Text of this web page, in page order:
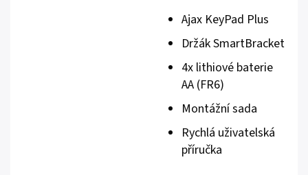
Ajax KeyPad Plus
Držák SmartBracket
4x lithiové baterie
AA (FR6)
Montážní sada
Rychlá uživatelská
příručka